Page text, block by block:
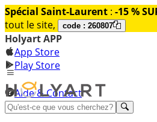
Spécial Saint-Laurent : -15 %
tout le site,
code : 260807
Holyart APP
App Store
Play Store
Aide & Contact
Découvrez Premium